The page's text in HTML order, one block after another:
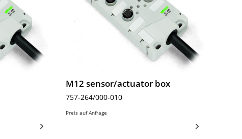
M12 sensor/actuator box
757-264/000-010
Preis auf Anfrage